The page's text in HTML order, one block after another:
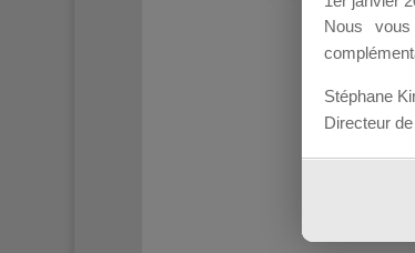
Nous
Stéphane
Directeur